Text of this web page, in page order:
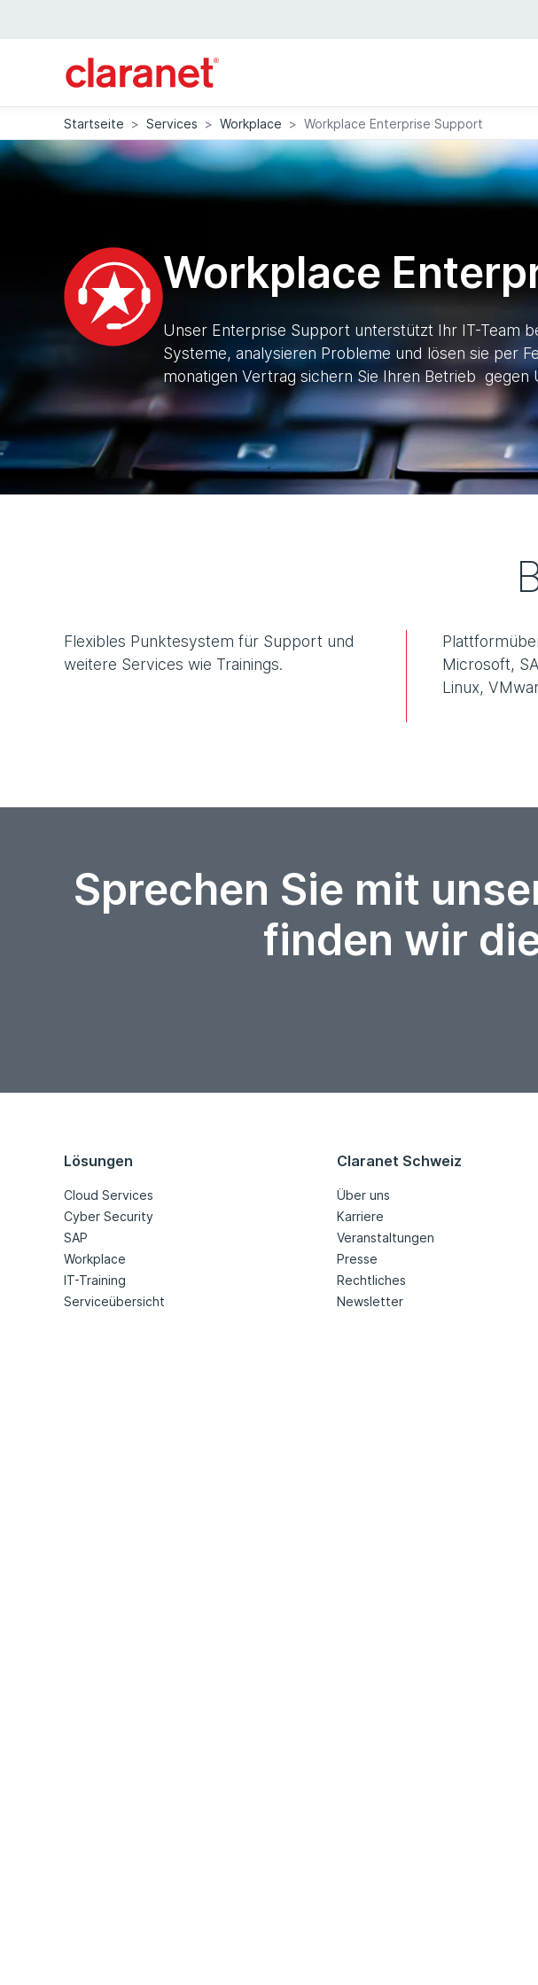
Startseite > Services > Workplace > Workplace Enterprise Support
Workplace
Unser Enterprise Support unterstützt Ihr IT-Team
Systeme, analysieren Probleme und lösen sie per
monatigen Vertrag sichern Sie Ihren Betrieb gegen
Flexibles Punktesystem für Support und
weitere Services wie Trainings.
Microsoft,
Linux,
Sprechen Sie mit
finden wir
Lösungen
Cloud Services
Cyber Security
SAP
Workplace
IT-Training
Serviceübersicht
Claranet Schweiz
Über uns
Karriere
Veranstaltungen
Presse
Rechtliches
Newsletter